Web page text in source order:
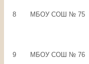
8 МБОУ СОШ № 75
9 МБОУ СОШ № 76